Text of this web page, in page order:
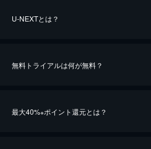
U-NEXTとは？
無料トライアルは何が無料？
最大40%※ポイント還元とは？